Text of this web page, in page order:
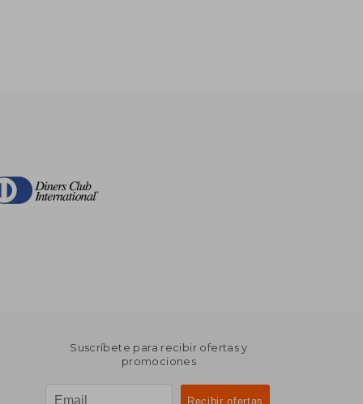
Suscríbete para recibir ofertas y
promociones